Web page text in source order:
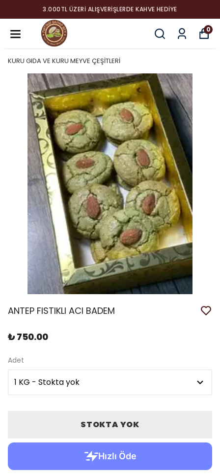
3.000TL ÜZERI ALIŞVERIŞLERDE KAHVE HEDIYE
0
KURU GIDA VE KURU MEYVE ÇEŞİTLERİ
ANTEP FISTIKLI ACI BADEM
₺ 750.00
Adet
STOKTA YOK